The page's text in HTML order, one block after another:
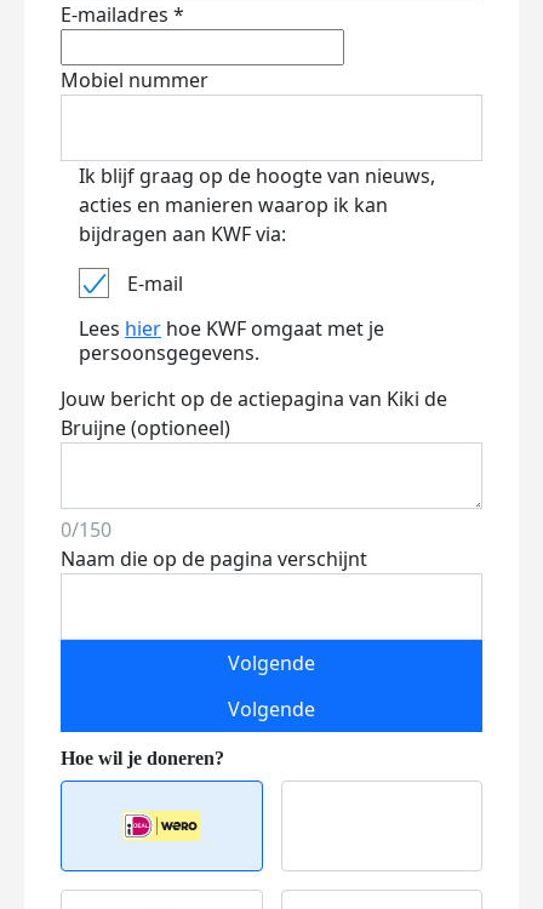
E-mailadres *
Mobiel nummer
Ik blijf graag op de hoogte van nieuws,
acties en manieren waarop ik kan
bijdragen aan KWF via:
E-mail
Lees hier hoe KWF omgaat met je
persoonsgegevens.
Jouw bericht op de actiepagina van Kiki de
Bruijne (optioneel)
0/150
Naam die op de pagina verschijnt
Volgende
Volgende